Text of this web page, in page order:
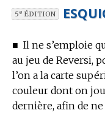
5eÉDITION
■ Il ne s’emploie
au jeu de Reversi,
l’on a la carte
couleur dont on
dernière, afin de